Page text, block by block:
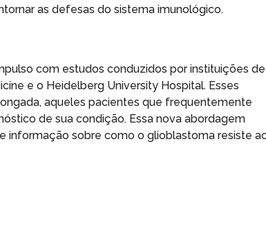
as defesas do sistema imunológico.
com estudos conduzidos por instituições de
e o Heidelberg University Hospital. Esses
aqueles pacientes que frequentemente
de sua condição. Essa nova abordagem
informação sobre como o glioblastoma resiste